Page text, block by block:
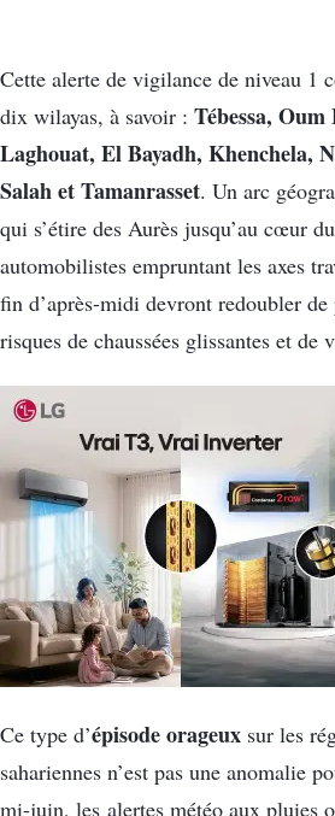
Cette alerte de vigilance de niveau 1
dix wilayas, à savoir : Tébessa,
Laghouat, El Bayadh, Khenchela,
Salah et Tamanrasset. Un arc
qui s’étire des Aurès jusqu’au cœur
automobilistes empruntant les axes
fin d’après-midi devront redoubler de
risques de chaussées glissantes et
Ce type d’épisode orageux sur les
sahariennes n’est pas une anomalie
mi-juin, les alertes météo aux pluies